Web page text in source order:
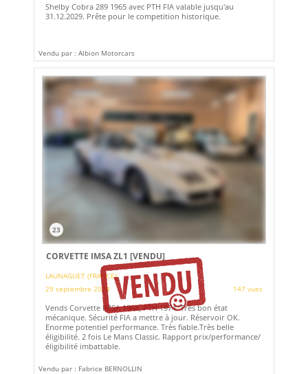
Shelby Cobra 289 1965 avec PTH FIA valable jusqu'au
31.12.2029. Prête pour le competition historique.
Vendu par : Albion Motorcars
23
CORVETTE IMSA ZL1 [VENDU]
LAUNAGUET (FRANCE)
29 septembre 2024
147 vues
Vends Corvette IMSA 1968, PTH 1974. Très bon état
mécanique. Sécurité FIA a mettre à jour. Réservoir OK.
Enorme potentiel performance. Très fiable.Très belle
éligibilité. 2 fois Le Mans Classic. Rapport prix/performance/
éligibilité imbattable.
Vendu par : Fabrice BERNOLLIN